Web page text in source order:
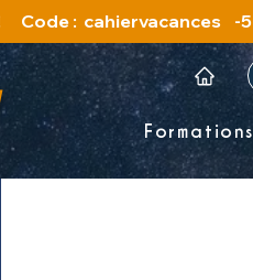
Code :  cahiervacances
Formations